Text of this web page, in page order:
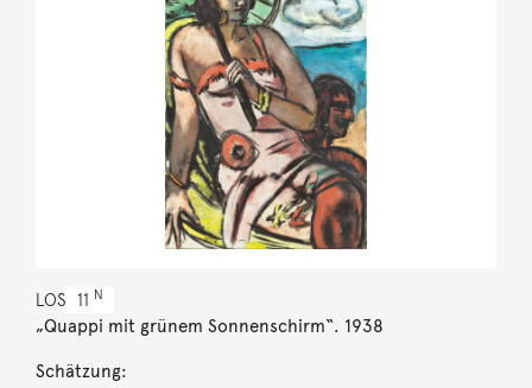
LOS 11 N
„Quappi mit grünem Sonnenschirm“. 1938
Schätzung: